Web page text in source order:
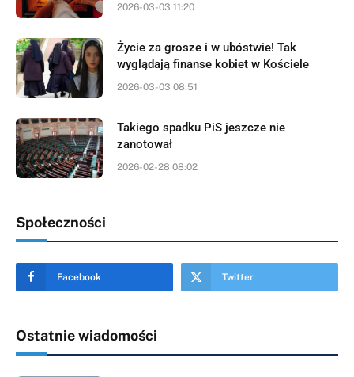
2026-03-03 11:20
Życie za grosze i w ubóstwie! Tak
wyglądają finanse kobiet w Kościele
2026-03-03 08:51
Takiego spadku PiS jeszcze nie
zanotował
2026-02-28 08:02
Społeczności
Facebook Twitter
Ostatnie wiadomości